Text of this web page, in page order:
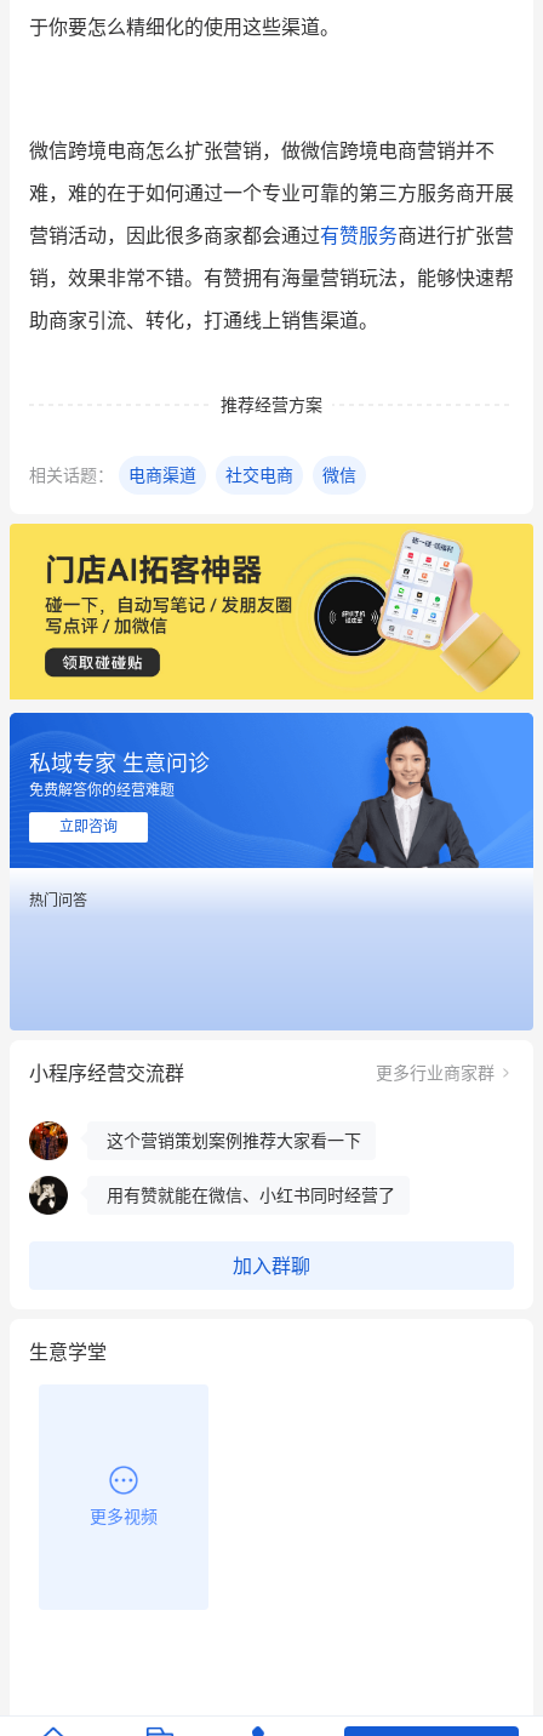
于你要怎么精细化的使用这些渠道。
微信跨境电商怎么扩张营销，做微信跨境电商营销并不
难，难的在于如何通过一个专业可靠的第三方服务商开展
营销活动，因此很多商家都会通过有赞服务商进行扩张营
销，效果非常不错。有赞拥有海量营销玩法，能够快速帮
助商家引流、转化，打通线上销售渠道。
推荐经营方案
相关话题： 电商渠道 社交电商 微信
私域专家 生意问诊
免费解答你的经营难题
立即咨询
热门问答
小程序经营交流群 更多行业商家群
这个营销策划案例推荐大家看一下
昨晚的直播课程太好啦❤️
冰墩墩货源充足需要的联系我
这个营销策划案例推荐大家看一下
用有赞就能在微信、小红书同时经营了
加入群聊
生意学堂
更多视频